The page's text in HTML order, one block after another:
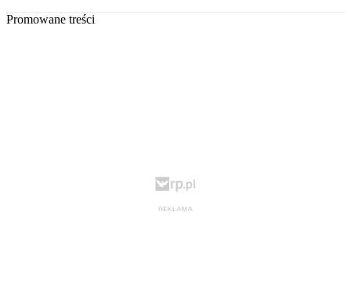
Promowane treści